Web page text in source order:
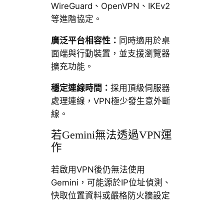
WireGuard、OpenVPN、IKEv2
等進階協定。
廣泛平台相容性： 同時適用於桌
面端與行動裝置，並支援瀏覽器
擴充功能。
穩定連線時間： 採用頂級伺服器
處理連線，VPN極少發生意外斷
線。
若Gemini無法透過VPN運
作
若啟用VPN後仍無法使用
Gemini，可能源於IP位址偵測、
快取位置資料或嚴格防火牆設定